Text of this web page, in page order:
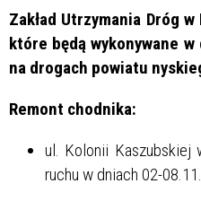
Zakład Utrzymania Dróg
które będą wykonywane
na drogach powiatu
Remont chodnika:
ul. Kolonii Kaszubskiej
ruchu w dniach 02-